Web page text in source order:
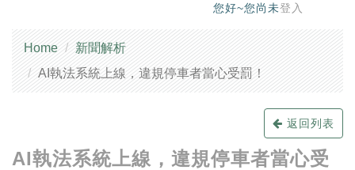
您好~您尚未登入
Home
新聞解析
AI執法系統上線，違規停車者當心受罰！
返回列表
AI執法系統上線，違規停車者當心受